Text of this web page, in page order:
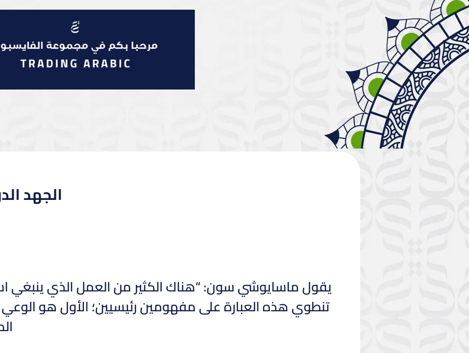
الجهد
يقول ماسايوشي سون: “هناك الكثير من العمل الذي ينبغي
تنطوي هذه العبارة على مفهومين رئيسيين؛ الأول هو